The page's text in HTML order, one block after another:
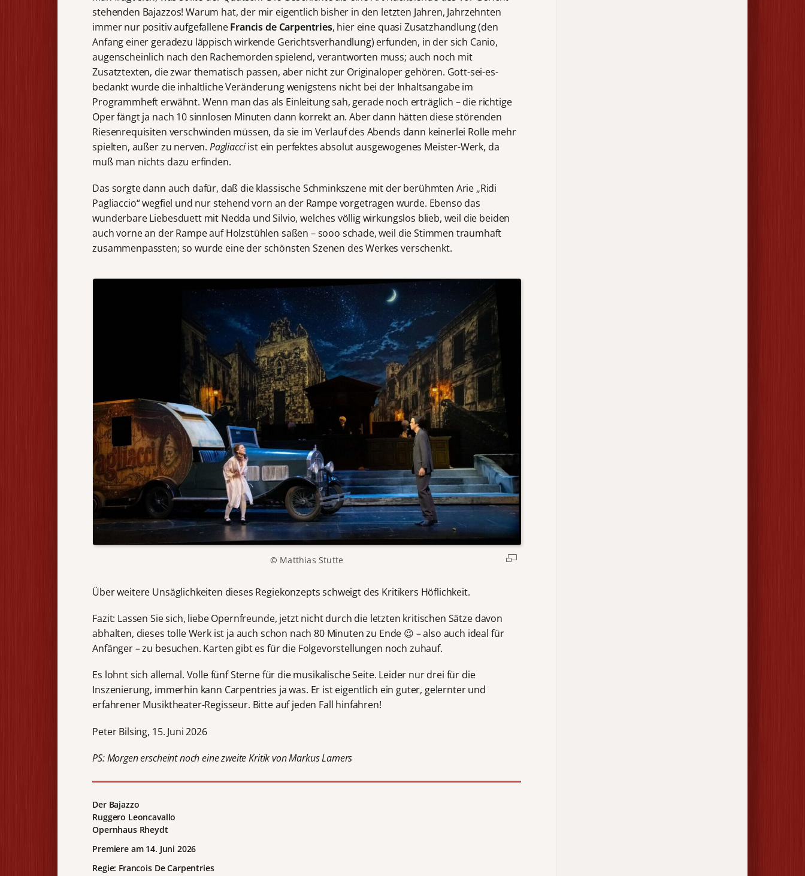
stehenden Bajazzos! Warum hat, der mir eigentlich bisher in den letzten Jahren, Jahrzehnten
immer nur positiv aufgefalleneFrancis de Carpentries, hier eine quasi Zusatzhandlung (den
Anfang einer geradezu läppisch wirkende Gerichtsverhandlung) erfunden, in der sich Canio,
augenscheinlich nach den Rachemorden spielend, verantworten muss; auch noch mit
Zusatztexten, die zwar thematisch passen, aber nicht zur Originaloper gehören. Gott-sei-es-
bedankt wurde die inhaltliche Veränderung wenigstens nicht bei der Inhaltsangabe im
Programmheft erwähnt. Wenn man das als Einleitung sah, gerade noch erträglich – die richtige
Oper fängt ja nach 10 sinnlosen Minuten dann korrekt an. Aber dann hätten diese störenden
Riesenrequisiten verschwinden müssen, da sie im Verlauf des Abends dann keinerlei Rolle mehr
spielten, außer zu nerven. Pagliacciist ein perfektes absolut ausgewogenes Meister-Werk, da
muß man nichts dazu erfinden.
Das sorgte dann auch dafür, daß die klassische Schminkszene mit der berühmten Arie „Ridi
Pagliaccio“ wegfiel und nur stehend vorn an der Rampe vorgetragen wurde. Ebenso das
wunderbare Liebesduett mit Nedda und Silvio, welches völlig wirkungslos blieb, weil die beiden
auch vorne an der Rampe auf Holzstühlen saßen – sooo schade, weil die Stimmen traumhaft
zusammenpassten; so wurde eine der schönsten Szenen des Werkes verschenkt.
© Matthias Stutte
Über weitere Unsäglichkeiten dieses Regiekonzepts schweigt des Kritikers Höflichkeit.
Fazit: Lassen Sie sich, liebe Opernfreunde, jetzt nicht durch die letzten kritischen Sätze davon
abhalten, dieses tolle Werk ist ja auch schon nach 80 Minuten zu Ende 😉 – also auch ideal für
Anfänger – zu besuchen. Karten gibt es für die Folgevorstellungen noch zuhauf.
Es lohnt sich allemal. Volle fünf Sterne für die musikalische Seite. Leider nur drei für die
Inszenierung, immerhin kann Carpentries ja was. Er ist eigentlich ein guter, gelernter und
erfahrener Musiktheater-Regisseur. Bitte auf jeden Fall hinfahren!
Peter Bilsing, 15. Juni 2026
PS: Morgen erscheint noch eine zweite Kritik von Markus Lamers
Der Bajazzo
Ruggero Leoncavallo
Opernhaus Rheydt
Premiere am 14. Juni 2026
Regie: Francois De Carpentries